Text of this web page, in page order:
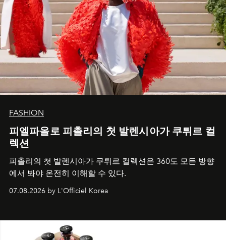
FASHION
피엘파올로 피촐리의 첫 발렌시아가 쿠튀르 컬
렉션
피촐리의 첫 발렌시아가 쿠튀르 컬렉션은 360도 모든 방향
에서 봐야 온전히 이해할 수 있다.
07.08.2026 by L'Officiel Korea